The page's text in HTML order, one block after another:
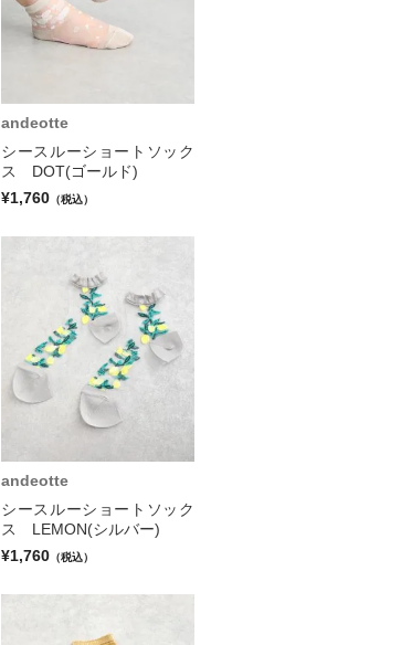
andeotte
シースルーショートソック
ス DOT(ゴールド)
¥1,760 （税込）
andeotte
シースルーショートソック
ス LEMON(シルバー)
¥1,760 （税込）